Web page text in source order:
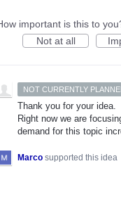
important is this to
Not at all
NOT CURRENTLY
Thank you for your idea.
Right now we are
demand for this topic
Marco supported this idea